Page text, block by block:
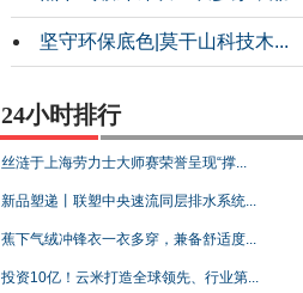
坚守环保底色|莫干山科技木...
24小时排行
丝涟于上海劳力士大师赛荣誉呈现“撑...
新品塑递丨联塑中央速流同层排水系统...
蕉下气绒冲锋衣一衣多穿，兼备舒适度...
投资10亿！云米打造全球领先、行业第...